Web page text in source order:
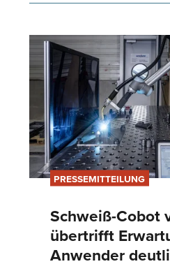
PRESSEMITTEILUNG
Schweiß-Cobot
übertrifft
Anwender